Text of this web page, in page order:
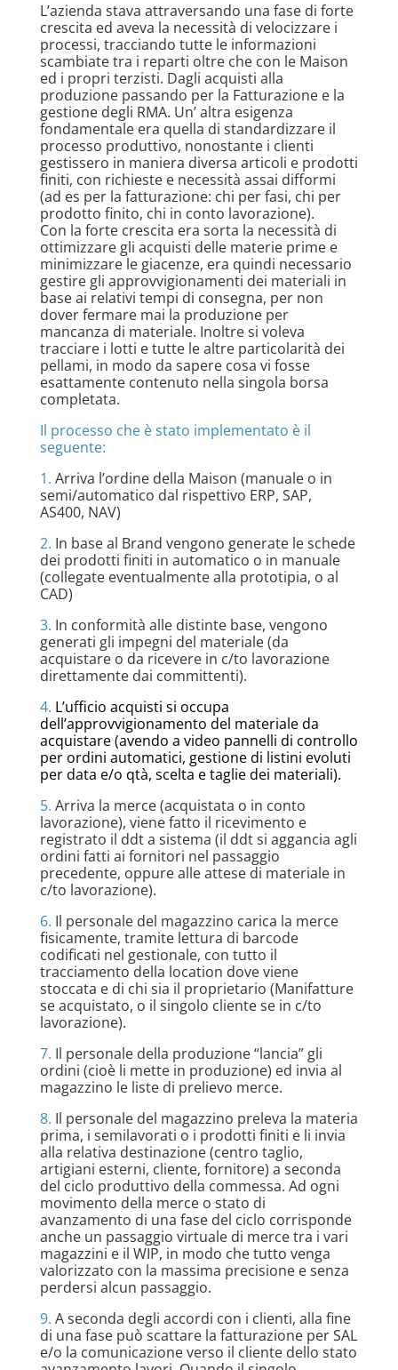
L’azienda stava attraversando una fase di forte
crescita ed aveva la necessità di velocizzare i
processi, tracciando tutte le informazioni
scambiate tra i reparti oltre che con le Maison
ed i propri terzisti. Dagli acquisti alla
produzione passando per la Fatturazione e la
gestione degli RMA. Un’ altra esigenza
fondamentale era quella di standardizzare il
processo produttivo, nonostante i clienti
gestissero in maniera diversa articoli e prodotti
finiti, con richieste e necessità assai difformi
(ad es per la fatturazione: chi per fasi, chi per
prodotto finito, chi in conto lavorazione).
Con la forte crescita era sorta la necessità di
ottimizzare gli acquisti delle materie prime e
minimizzare le giacenze, era quindi necessario
gestire gli approvvigionamenti dei materiali in
base ai relativi tempi di consegna, per non
dover fermare mai la produzione per
mancanza di materiale. Inoltre si voleva
tracciare i lotti e tutte le altre particolarità dei
pellami, in modo da sapere cosa vi fosse
esattamente contenuto nella singola borsa
completata.
Il processo che è stato implementato è il
seguente:
1. Arriva l’ordine della Maison (manuale o in
semi/automatico dal rispettivo ERP, SAP,
AS400, NAV)
2. In base al Brand vengono generate le schede
dei prodotti finiti in automatico o in manuale
(collegate eventualmente alla prototipia, o al
CAD)
3. In conformità alle distinte base, vengono
generati gli impegni del materiale (da
acquistare o da ricevere in c/to lavorazione
direttamente dai committenti).
4. L’ufficio acquisti si occupa
dell’approvvigionamento del materiale da
acquistare (avendo a video pannelli di controllo
per ordini automatici, gestione di listini evoluti
per data e/o qtà, scelta e taglie dei materiali).
5. Arriva la merce (acquistata o in conto
lavorazione), viene fatto il ricevimento e
registrato il ddt a sistema (il ddt si aggancia agli
ordini fatti ai fornitori nel passaggio
precedente, oppure alle attese di materiale in
c/to lavorazione).
6. Il personale del magazzino carica la merce
fisicamente, tramite lettura di barcode
codificati nel gestionale, con tutto il
tracciamento della location dove viene
stoccata e di chi sia il proprietario (Manifatture
se acquistato, o il singolo cliente se in c/to
lavorazione).
7. Il personale della produzione “lancia” gli
ordini (cioè li mette in produzione) ed invia al
magazzino le liste di prelievo merce.
8. Il personale del magazzino preleva la materia
prima, i semilavorati o i prodotti finiti e li invia
alla relativa destinazione (centro taglio,
artigiani esterni, cliente, fornitore) a seconda
del ciclo produttivo della commessa. Ad ogni
movimento della merce o stato di
avanzamento di una fase del ciclo corrisponde
anche un passaggio virtuale di merce tra i vari
magazzini e il WIP, in modo che tutto venga
valorizzato con la massima precisione e senza
perdersi alcun passaggio.
9. A seconda degli accordi con i clienti, alla fine
di una fase può scattare la fatturazione per SAL
e/o la comunicazione verso il cliente dello stato